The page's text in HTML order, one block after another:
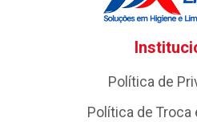
Política de
Política de Troca